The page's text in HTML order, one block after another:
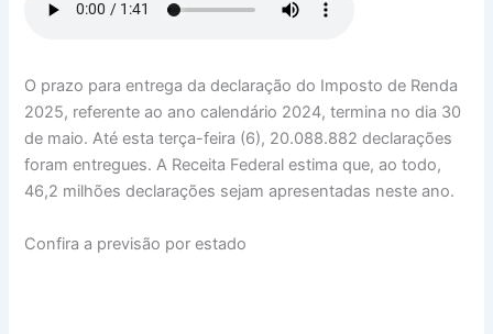
O prazo para entrega da declaração do Imposto de Renda
2025, referente ao ano calendário 2024, termina no dia 30
de maio. Até esta terça-feira (6), 20.088.882 declarações
foram entregues. A Receita Federal estima que, ao todo,
46,2 milhões declarações sejam apresentadas neste ano.
Confira a previsão por estado